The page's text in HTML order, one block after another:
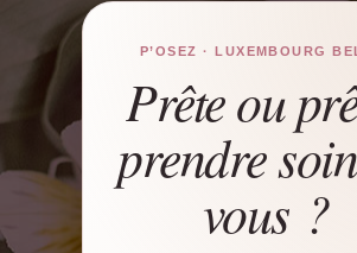
P’OSEZ · LUXEMBOURG
Prête ou
prendre
vous ?